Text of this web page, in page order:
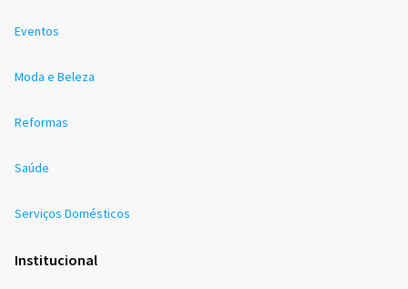
Eventos
Moda e Beleza
Reformas
Saúde
Serviços Domésticos
Institucional